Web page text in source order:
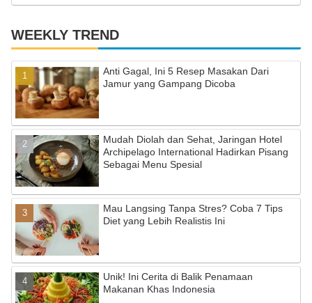
WEEKLY TREND
Anti Gagal, Ini 5 Resep Masakan Dari
Jamur yang Gampang Dicoba
Mudah Diolah dan Sehat, Jaringan Hotel
Archipelago International Hadirkan Pisang
Sebagai Menu Spesial
Mau Langsing Tanpa Stres? Coba 7 Tips
Diet yang Lebih Realistis Ini
Unik! Ini Cerita di Balik Penamaan
Makanan Khas Indonesia